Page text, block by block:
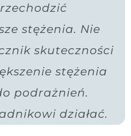
stężenia. Nie
skuteczności
stężenia
podrażnień.
działać.